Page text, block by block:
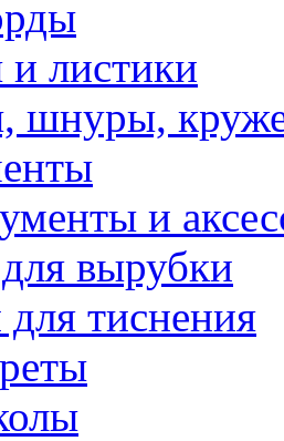
листики
шнуры,
и
вырубки
тиснения